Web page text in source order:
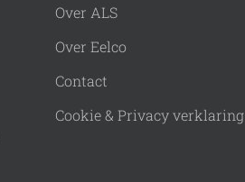
Over ALS
Over Eelco
Contact
Cookie & Privacy verklaring